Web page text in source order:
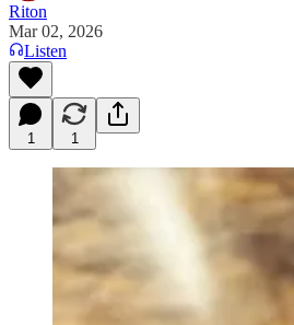
Riton
Mar 02, 2026
Listen
1 1